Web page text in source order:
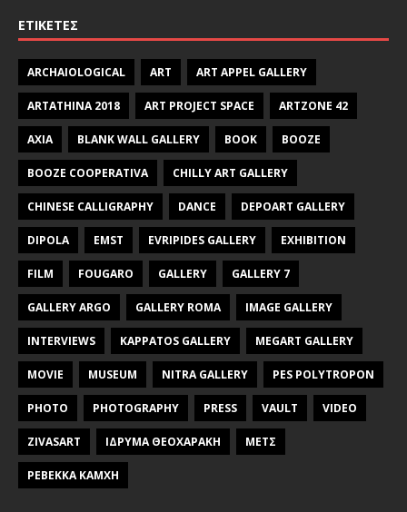
ΕΤΙΚΈΤΕΣ
ARCHAIOLOGICAL ART ART APPEL GALLERY
ARTATHINA 2018 ART PROJECT SPACE ARTZONE 42
AXIA BLANK WALL GALLERY BOOK BOOZE
BOOZE COOPERATIVA CHILLY ART GALLERY
CHINESE CALLIGRAPHY DANCE DEPOART GALLERY
DIPOLA EMST EVRIPIDES GALLERY EXHIBITION
FILM FOUGARO GALLERY GALLERY 7
GALLERY ARGO GALLERY ROMA IMAGE GALLERY
INTERVIEWS KAPPATOS GALLERY MEGART GALLERY
MOVIE MUSEUM NITRA GALLERY PES POLYTROPON
PHOTO PHOTOGRAPHY PRESS VAULT VIDEO
ZIVASART ΙΔΡΥΜΑ ΘΕΟΧΑΡΑΚΗ ΜΕΤΣ
ΡΕΒΕΚΚΑ ΚΑΜΧΗ